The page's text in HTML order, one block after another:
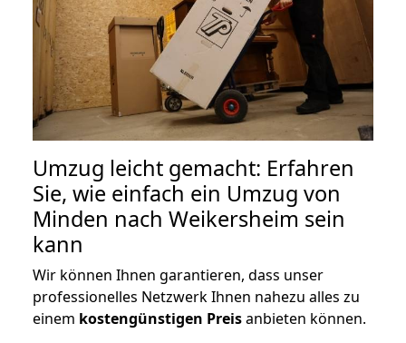
Umzug leicht gemacht: Erfahren
Sie, wie einfach ein Umzug von
Minden nach Weikersheim sein
kann
Wir können Ihnen garantieren, dass unser
professionelles Netzwerk Ihnen nahezu alles zu
einem kostengünstigen Preisanbieten können.